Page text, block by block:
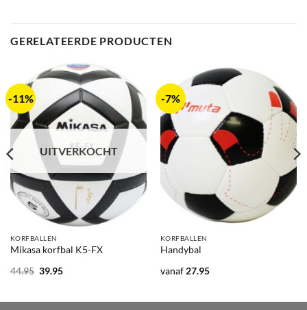
GERELATEERDE PRODUCTEN
-11%
UITVERKOCHT
KORFBALLEN
Mikasa korfbal K5-FX
44.95 Oorspronkelijke
39.95Huidige
-7%
KORFBALLEN
Handybal
vanaf 27.95